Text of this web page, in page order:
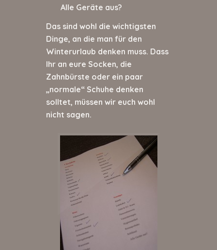
Alle Geräte aus?
Das sind wohl die wichtigsten
Dinge, an die man für den
Winterurlaub denken muss. Dass
Ihr an eure Socken, die
Zahnbürste oder ein paar
„normale“ Schuhe denken
solltet, müssen wir euch wohl
nicht sagen.